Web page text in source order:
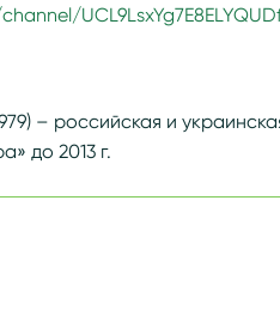
– российская и
до 2013 г.